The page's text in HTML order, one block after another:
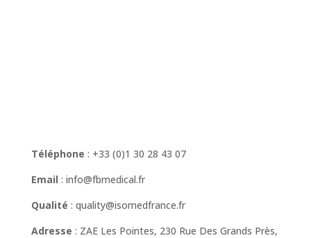
Téléphone : +33 (0)1 30 28 43 07
Email : info@fbmedical.fr
Qualité : quality@isomedfrance.fr
Adresse : ZAE Les Pointes, 230 Rue Des Grands Près,